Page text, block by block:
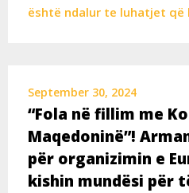
është ndalur te luhatjet që
September 30, 2024
“Fola në fillim me
Maqedoninë”!
për organizimin e
kishin mundësi për